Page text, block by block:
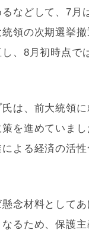
などして、7月
領の次期選挙
、8月初時点で
は、前大統領
を進めていま
よる経済の活
念材料として
るため、保護